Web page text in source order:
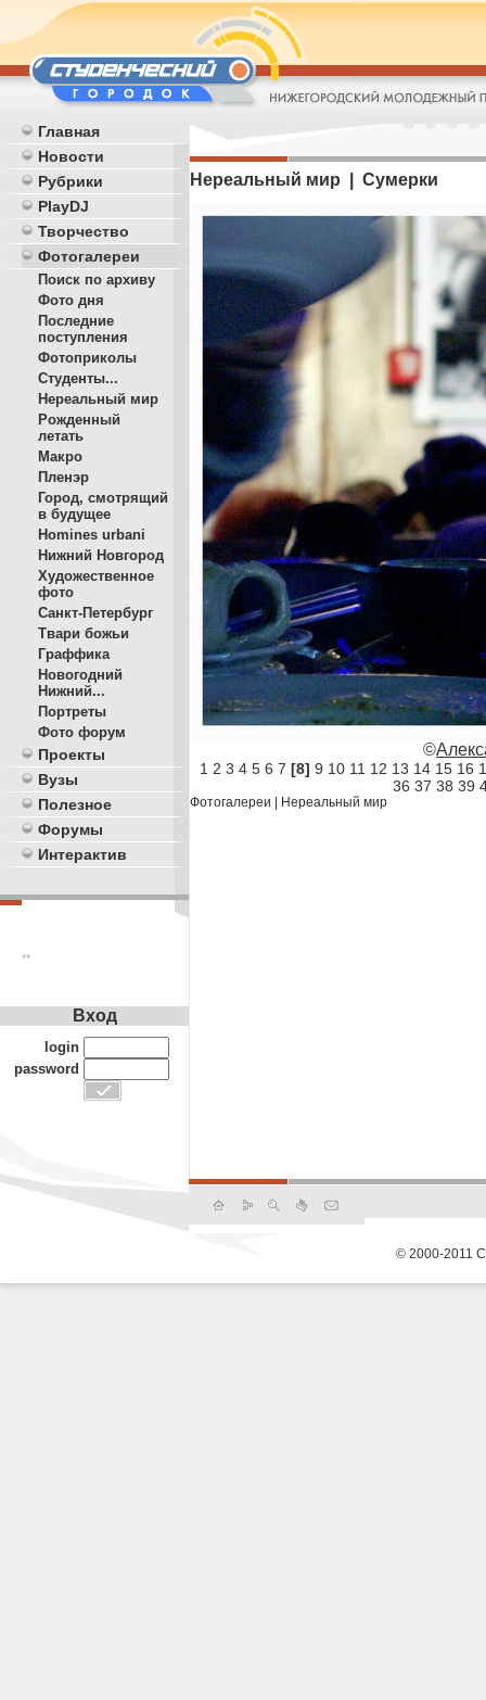
Главная
Новости
Рубрики
PlayDJ
Творчество
Фотогалереи
Поиск по архиву
Фото дня
Последние
поступления
Фотоприколы
Студенты...
Нереальный мир
Рожденный
летать
Макро
Пленэр
Город, смотрящий
в будущее
Homines urbani
Нижний Новгород
Художественное
фото
Санкт-Петербург
Твари божьи
Граффика
Новогодний
Нижний...
Портреты
Фото форум
Проекты
Вузы
Полезное
Форумы
Интерактив
**
Нереальный мир | Сумерки
©
1 2 3 4 5 6 7 [8] 9 10 11 12 13 14 15 16
36 37 38 39
Фотогалереи Нереальный мир
Вход
login
password
© 2000-2011